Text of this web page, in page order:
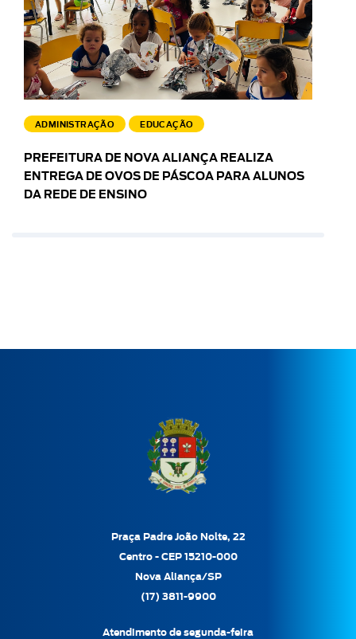
ADMINISTRAÇÃO EDUCAÇÃO
PREFEITURA DE NOVA ALIANÇA REALIZA
ENTREGA DE OVOS DE PÁSCOA PARA ALUNOS
DA REDE DE ENSINO
Praça Padre João Nolte, 22
Centro - CEP 15210-000
Nova Aliança/SP
(17) 3811-9900
Atendimento de segunda-feira